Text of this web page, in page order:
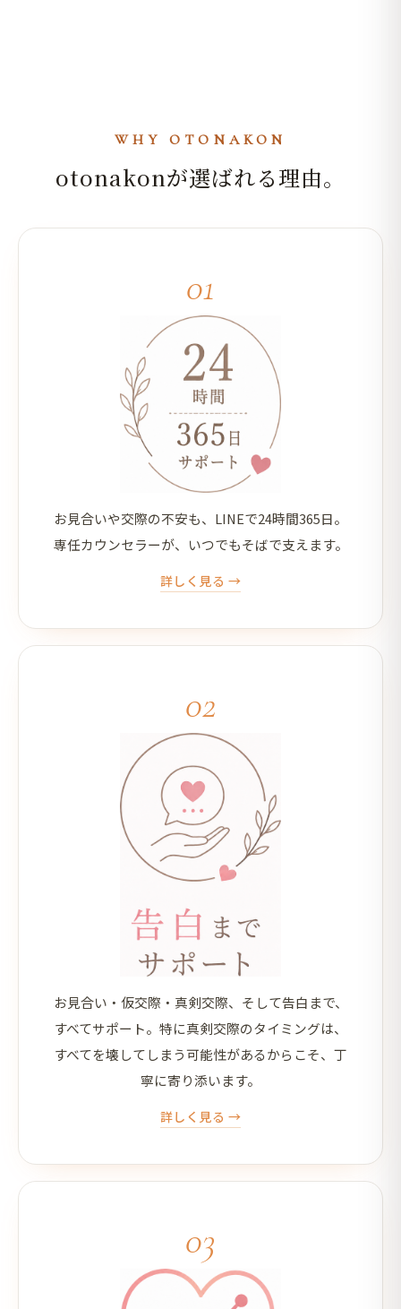
WHY OTONAKON
otonakonが選ばれる理由。
01
24時間365日サポート
お見合いや交際の不安も、LINEで24時間365日。
専任カウンセラーが、いつでもそばで支えます。
詳しく見る →
02
告白まで、すべてサポート
お見合い・仮交際・真剣交際、そして告白まで、
すべてサポート。特に真剣交際のタイミングは、
すべてを壊してしまう可能性があるからこそ、丁
寧に寄り添います。
詳しく見る →
03